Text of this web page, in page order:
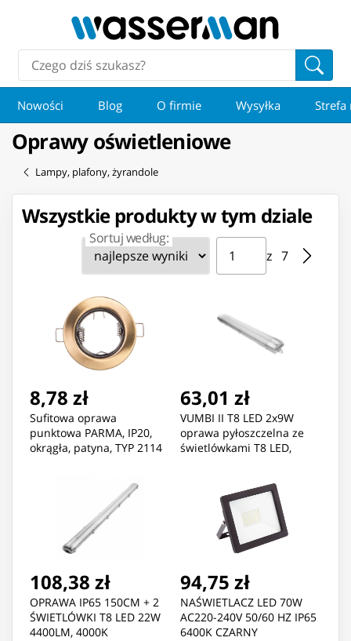
Nowości Blog O firmie Wysyłka Strefa
Oprawy oświetleniowe
Lampy, plafony, żyrandole
Wszystkie produkty w tym dziale
Sortuj według: Strona ⁨1⁩ z ⁨7⁩
z ⁨7⁩
Przejdź do strony
8,78 zł
Sufitowa oprawa
punktowa PARMA, IP20,
okrągła, patyna, TYP 2114
63,01 zł
VUMBI II T8 LED 2x9W
oprawa pyłoszczelna ze
świetlówkami T8 LED,
108,38 zł
OPRAWA IP65 150CM + 2
ŚWIETLÓWKI T8 LED 22W
4400LM, 4000K
94,75 zł
NAŚWIETLACZ LED 70W
AC220-240V 50/60 HZ IP65
6400K CZARNY